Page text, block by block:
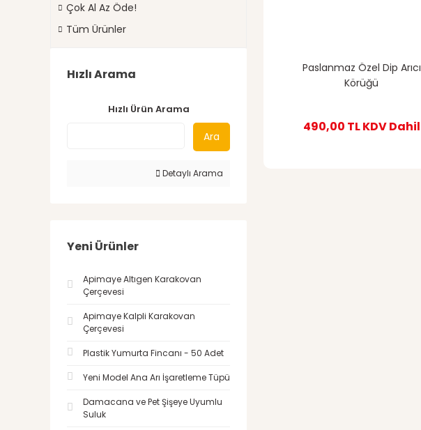
Çok Al Az Öde!
Tüm Ürünler
Hızlı Arama
Hızlı Ürün Arama
Ara
Detaylı Arama
Yeni Ürünler
Apimaye Altıgen Karakovan
Çerçevesi
Apimaye Kalpli Karakovan
Çerçevesi
Plastik Yumurta Fincanı - 50 Adet
Yeni Model Ana Arı İşaretleme Tüpü
Damacana ve Pet Şişeye Uyumlu
Suluk
Paslanmaz Özel Dip Arıcı
Körüğü
490,00 TLKDV Dahil